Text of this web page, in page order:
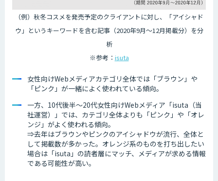
（例）秋冬コスメを発売予定のクライアントに対し、「アイシャド
ウ」というキーワードを含む記事（2020年9月～12月掲載分）を分
析
※参考： isuta
女性向けWebメディアカテゴリ全体では「ブラウン」や
「ピンク」が一緒によく使われている傾向。
一方、10代後半～20代女性向けWebメディア「isuta（当
社運営）」では、カテゴリ全体よりも「ピンク」や「オレ
ンジ」がよく使われる傾向。
⇒去年はブラウンやピンクのアイシャドウが流行、全体と
して掲載数が多かった。オレンジ系のものを打ち出したい
場合は「isuta」の読者層にマッチ、メディアが求める情報
である可能性が高い。